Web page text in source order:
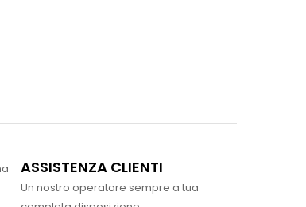
ASSISTENZA CLIENTI
Un nostro operatore sempre a tua